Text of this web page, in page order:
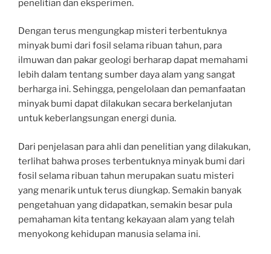
penelitian dan eksperimen.
Dengan terus mengungkap misteri terbentuknya
minyak bumi dari fosil selama ribuan tahun, para
ilmuwan dan pakar geologi berharap dapat memahami
lebih dalam tentang sumber daya alam yang sangat
berharga ini. Sehingga, pengelolaan dan pemanfaatan
minyak bumi dapat dilakukan secara berkelanjutan
untuk keberlangsungan energi dunia.
Dari penjelasan para ahli dan penelitian yang dilakukan,
terlihat bahwa proses terbentuknya minyak bumi dari
fosil selama ribuan tahun merupakan suatu misteri
yang menarik untuk terus diungkap. Semakin banyak
pengetahuan yang didapatkan, semakin besar pula
pemahaman kita tentang kekayaan alam yang telah
menyokong kehidupan manusia selama ini.